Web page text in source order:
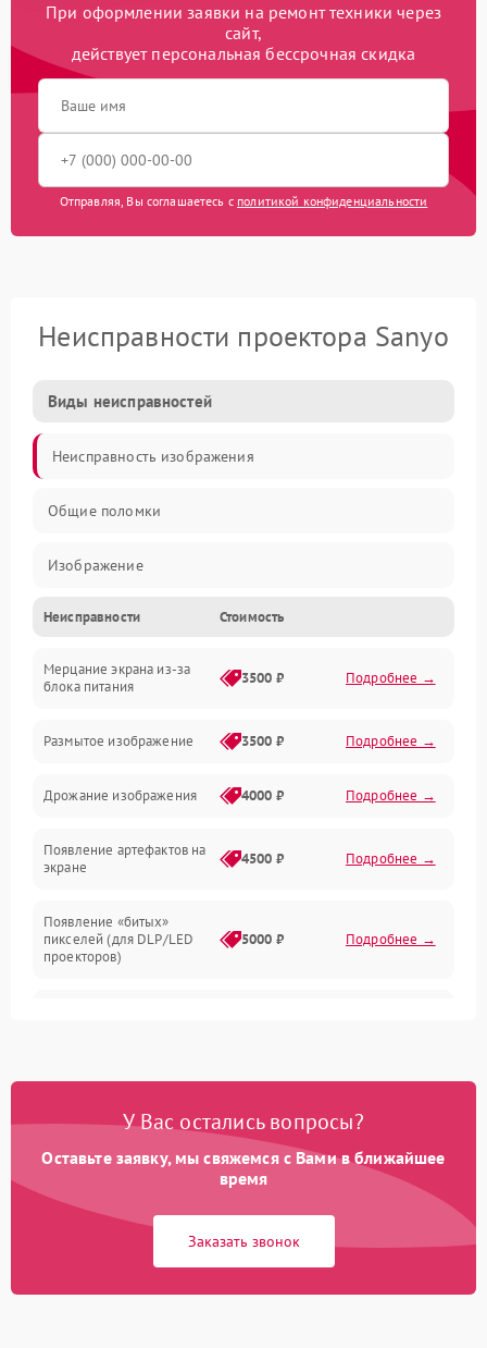
При оформлении заявки на ремонт техники через
сайт,
действует персональная бессрочная скидка
Отправляя, Вы соглашаетесь с политикой конфиденциальности
Неисправности проектора Sanyo
Виды неисправностей
Неисправность изображения
Общие поломки
Изображение
Лампа подсветки
Неисправность управления и интерфейсов
Неисправности Стоимость
Мерцание экрана из-за
блока питания
3500 ₽ Подробнее →
Размытое изображение 3500 ₽ Подробнее →
Дрожание изображения 4000 ₽ Подробнее →
Появление артефактов на
экране
4500 ₽ Подробнее →
Появление «битых»
пикселей (для DLP/LED
проекторов)
5000 ₽ Подробнее →
Нестабильная яркость или
Неравномерная подсветка
4500 ₽ Подробнее →
автоматическая коррекция
трапеции (Keystone)
3000 ₽ Подробнее →
У Вас остались вопросы?
Оставьте заявку, мы свяжемся с Вами в ближайшее
время
Заказать звонок